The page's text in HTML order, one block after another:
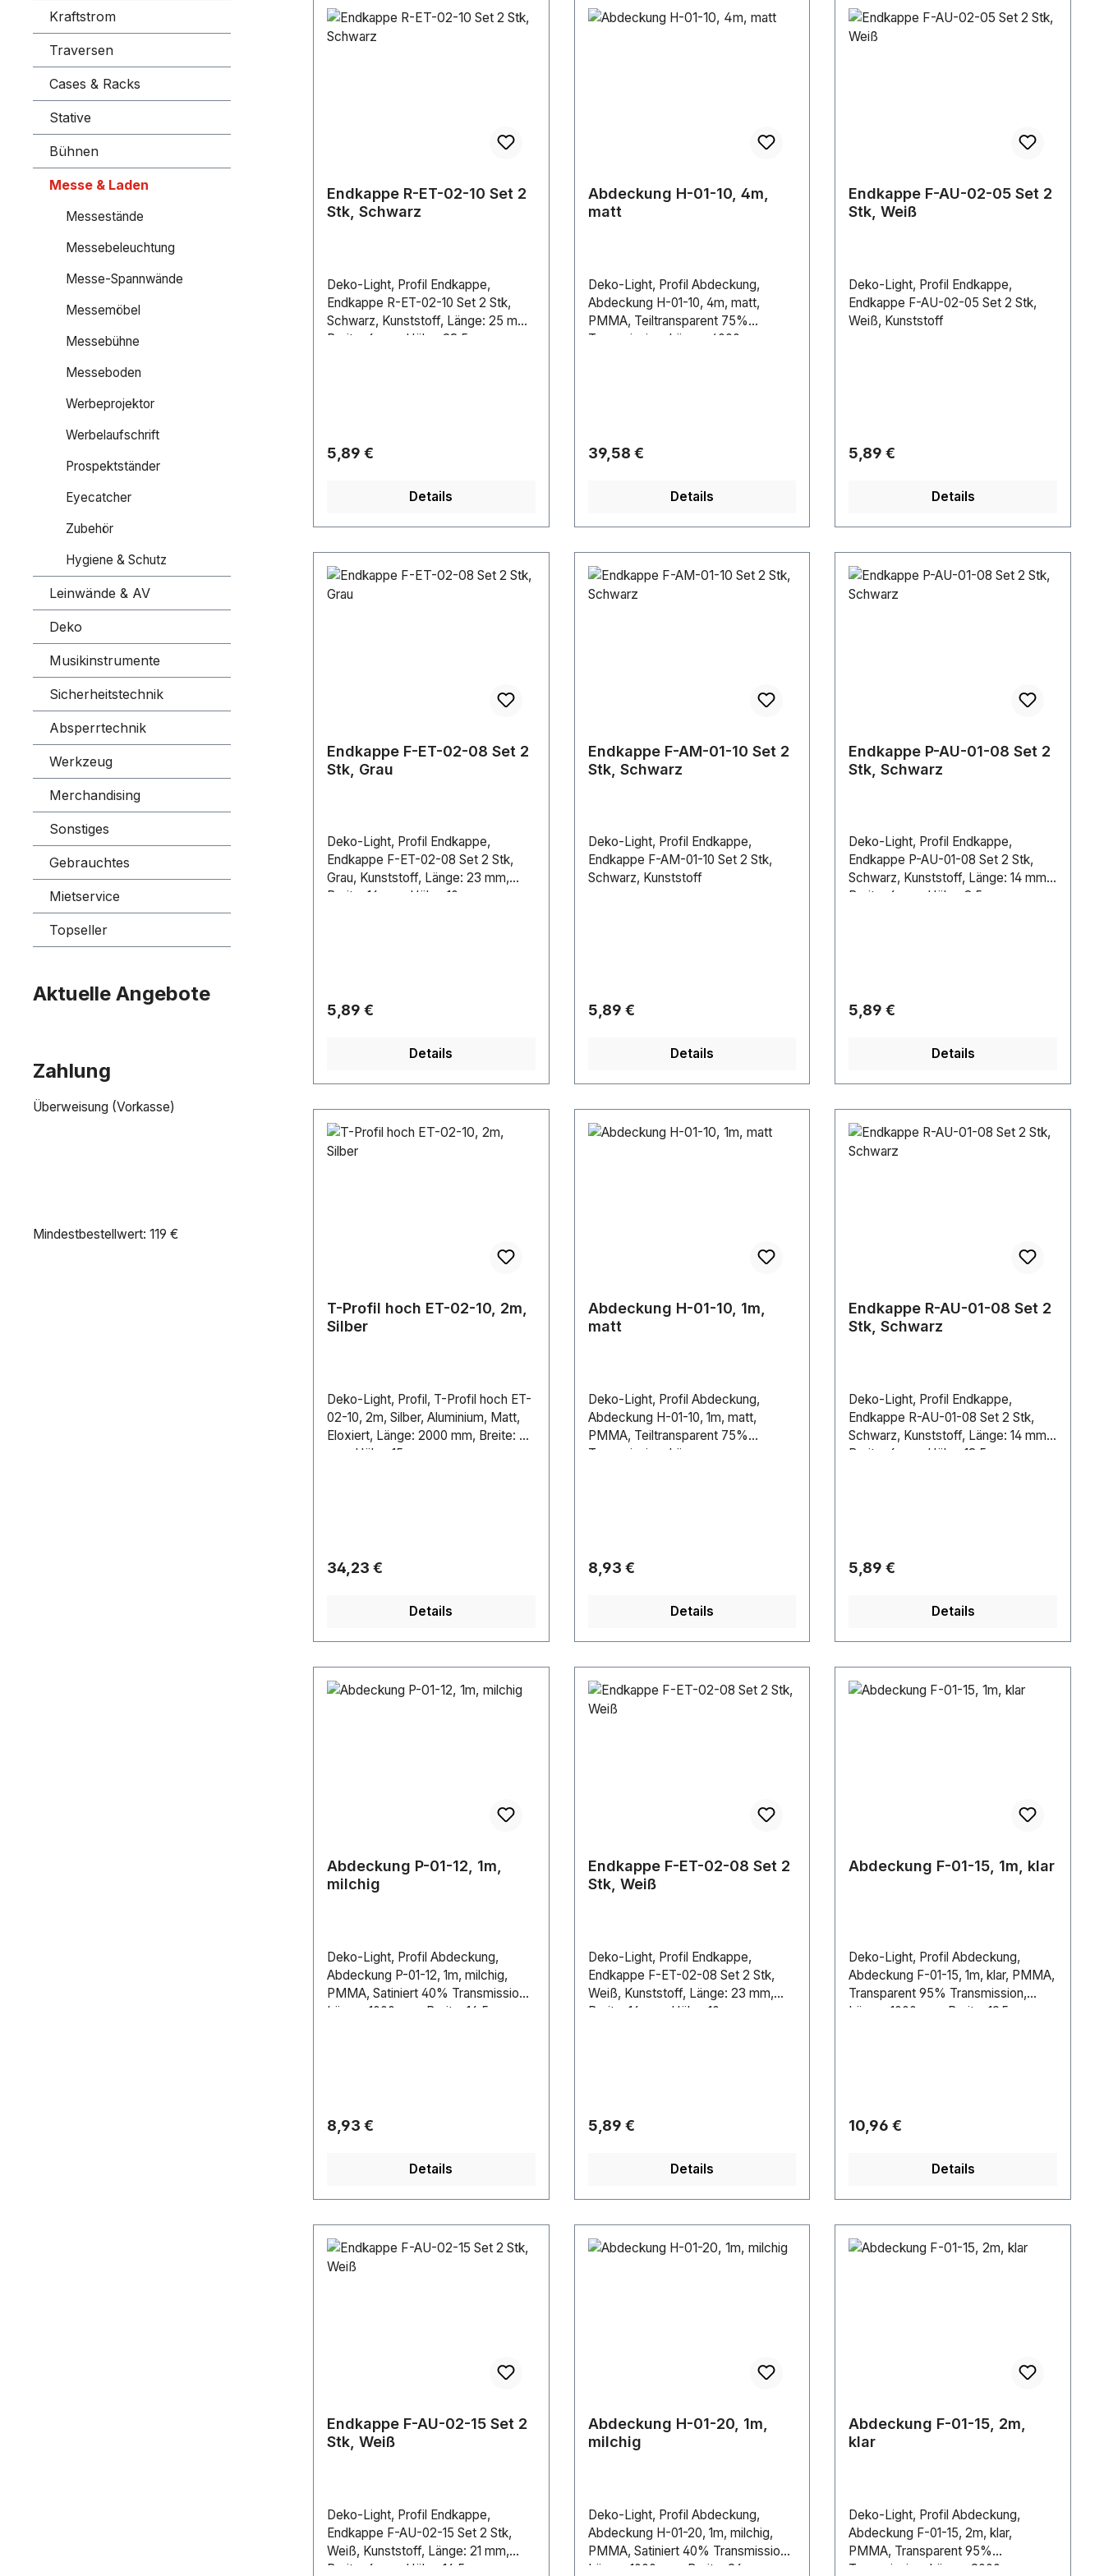
Kraftstrom
Traversen
Cases & Racks
Stative
Bühnen
Messe & Laden
Messestände
Messebeleuchtung
Messe-Spannwände
Messemöbel
Messebühne
Messeboden
Werbeprojektor
Werbelaufschrift
Prospektständer
Eyecatcher
Zubehör
Hygiene & Schutz
Leinwände & AV
Deko
Musikinstrumente
Sicherheitstechnik
Absperrtechnik
Werkzeug
Merchandising
Sonstiges
Gebrauchtes
Mietservice
Topseller
Aktuelle Angebote
Zahlung
Überweisung (Vorkasse)
Mindestbestellwert: 119 €
Endkappe R-ET-02-10 Set 2
Stk, Schwarz
Deko-Light, Profil Endkappe,
Endkappe R-ET-02-10 Set 2 Stk,
Schwarz, Kunststoff, Länge: 25 mm,
Breite: 6 mm, Höhe: 23.5 mm
Regulärer Preis:
5,89 €
Details
Abdeckung H-01-10, 4m,
matt
Deko-Light, Profil Abdeckung,
Abdeckung H-01-10, 4m, matt,
PMMA, Teiltransparent 75%
Transmission, Länge: 4000 mm,
Regulärer Preis:
39,58 €
Details
Endkappe F-AU-02-05 Set 2
Stk, Weiß
Deko-Light, Profil Endkappe,
Endkappe F-AU-02-05 Set 2 Stk,
Weiß, Kunststoff
Regulärer Preis:
5,89 €
Details
Endkappe F-ET-02-08 Set 2
Stk, Grau
Deko-Light, Profil Endkappe,
Endkappe F-ET-02-08 Set 2 Stk,
Grau, Kunststoff, Länge: 23 mm,
Breite: 16 mm, Höhe: 10 mm
Regulärer Preis:
5,89 €
Details
Endkappe F-AM-01-10 Set 2
Stk, Schwarz
Deko-Light, Profil Endkappe,
Endkappe F-AM-01-10 Set 2 Stk,
Schwarz, Kunststoff
Regulärer Preis:
5,89 €
Details
Endkappe P-AU-01-08 Set 2
Stk, Schwarz
Deko-Light, Profil Endkappe,
Endkappe P-AU-01-08 Set 2 Stk,
Schwarz, Kunststoff, Länge: 14 mm,
Breite: 6 mm, Höhe: 8.5 mm
Regulärer Preis:
5,89 €
Details
T-Profil hoch ET-02-10, 2m,
Silber
Deko-Light, Profil, T-Profil hoch ET-
02-10, 2m, Silber, Aluminium, Matt,
Eloxiert, Länge: 2000 mm, Breite: 25
mm, Höhe: 15 mm
Regulärer Preis:
34,23 €
Details
Abdeckung H-01-10, 1m,
matt
Deko-Light, Profil Abdeckung,
Abdeckung H-01-10, 1m, matt,
PMMA, Teiltransparent 75%
Transmission, Län
Regulärer Preis:
8,93 €
Details
Endkappe R-AU-01-08 Set 2
Stk, Schwarz
Deko-Light, Profil Endkappe,
Endkappe R-AU-01-08 Set 2 Stk,
Schwarz, Kunststoff, Länge: 14 mm,
Breite: 6 mm, Höhe: 13.5 mm
Regulärer Preis:
5,89 €
Details
Abdeckung P-01-12, 1m,
milchig
Deko-Light, Profil Abdeckung,
Abdeckung P-01-12, 1m, milchig,
PMMA, Satiniert 40% Transmission,
Länge: 1000 mm, Breite: 16.5 mm,
Regulärer Preis:
8,93 €
Details
Endkappe F-ET-02-08 Set 2
Stk, Weiß
Deko-Light, Profil Endkappe,
Endkappe F-ET-02-08 Set 2 Stk,
Weiß, Kunststoff, Länge: 23 mm,
Breite: 16 mm, Höhe: 10 mm
Regulärer Preis:
5,89 €
Details
Abdeckung F-01-15, 1m, klar
Deko-Light, Profil Abdeckung,
Abdeckung F-01-15, 1m, klar, PMMA,
Transparent 95% Transmission,
Länge: 1000 mm, Breite: 19.5 mm,
Regulärer Preis:
10,96 €
Details
Endkappe F-AU-02-15 Set 2
Stk, Weiß
Deko-Light, Profil Endkappe,
Endkappe F-AU-02-15 Set 2 Stk,
Weiß, Kunststoff, Länge: 21 mm,
Breite: 6 mm, Höhe: 16.5 mm
Abdeckung H-01-20, 1m,
milchig
Deko-Light, Profil Abdeckung,
Abdeckung H-01-20, 1m, milchig,
PMMA, Satiniert 40% Transmission,
Länge: 1000 mm, Breite: 26 mm,
Abdeckung F-01-15, 2m,
klar
Deko-Light, Profil Abdeckung,
Abdeckung F-01-15, 2m, klar,
PMMA, Transparent 95%
Transmission, Länge: 2000 mm,